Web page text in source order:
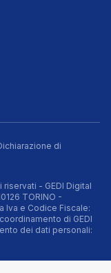
di
riservati - GEDI Digital
TORINO -
Iva e Codice Fiscale:
di GEDI
dei dati personali: